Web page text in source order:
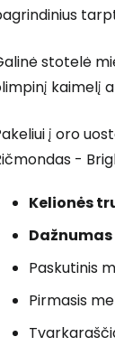
stotelė
kaimelį
į oro
-
Kelionės
Dažnumas
Paskutinis
Pirmasis